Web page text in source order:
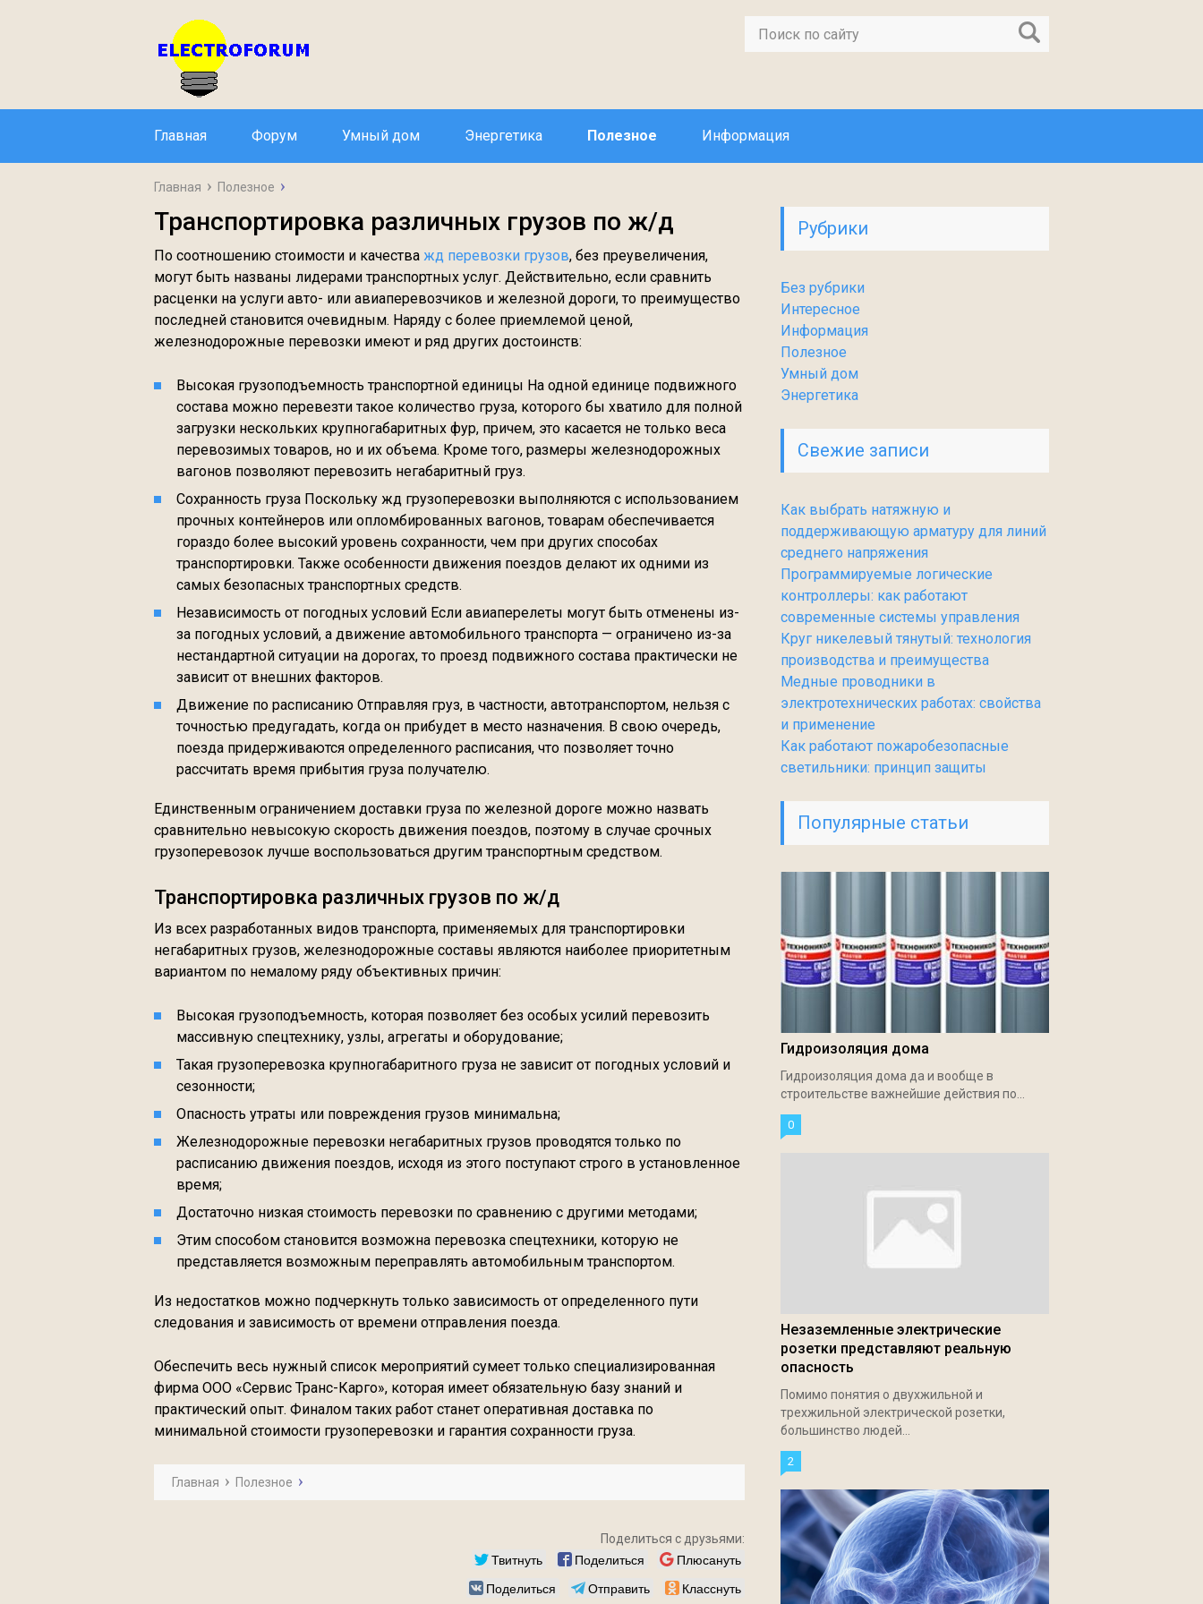
Главная Форум Умный дом Энергетика Полезное Информация
Главная Полезное
Транспортировка различных грузов по ж/д
По соотношению стоимости и качества жд перевозки грузов, без преувеличения,
могут быть названы лидерами транспортных услуг. Действительно, если сравнить
расценки на услуги авто- или авиаперевозчиков и железной дороги, то преимущество
последней становится очевидным. Наряду с более приемлемой ценой,
железнодорожные перевозки имеют и ряд других достоинств:
Высокая грузоподъемность транспортной единицы На одной единице подвижного
состава можно перевезти такое количество груза, которого бы хватило для полной
загрузки нескольких крупногабаритных фур, причем, это касается не только веса
перевозимых товаров, но и их объема. Кроме того, размеры железнодорожных
вагонов позволяют перевозить негабаритный груз.
Сохранность груза Поскольку жд грузоперевозки выполняются с использованием
прочных контейнеров или опломбированных вагонов, товарам обеспечивается
гораздо более высокий уровень сохранности, чем при других способах
транспортировки. Также особенности движения поездов делают их одними из
самых безопасных транспортных средств.
Независимость от погодных условий Если авиаперелеты могут быть отменены из-
за погодных условий, а движение автомобильного транспорта — ограничено из-за
нестандартной ситуации на дорогах, то проезд подвижного состава практически не
зависит от внешних факторов.
Движение по расписанию Отправляя груз, в частности, автотранспортом, нельзя с
точностью предугадать, когда он прибудет в место назначения. В свою очередь,
поезда придерживаются определенного расписания, что позволяет точно
рассчитать время прибытия груза получателю.
Единственным ограничением доставки груза по железной дороге можно назвать
сравнительно невысокую скорость движения поездов, поэтому в случае срочных
грузоперевозок лучше воспользоваться другим транспортным средством.
Транспортировка различных грузов по ж/д
Из всех разработанных видов транспорта, применяемых для транспортировки
негабаритных грузов, железнодорожные составы являются наиболее приоритетным
вариантом по немалому ряду объективных причин:
Высокая грузоподъемность, которая позволяет без особых усилий перевозить
массивную спецтехнику, узлы, агрегаты и оборудование;
Такая грузоперевозка крупногабаритного груза не зависит от погодных условий и
сезонности;
Опасность утраты или повреждения грузов минимальна;
Железнодорожные перевозки негабаритных грузов проводятся только по
расписанию движения поездов, исходя из этого поступают строго в установленное
время;
Достаточно низкая стоимость перевозки по сравнению с другими методами;
Этим способом становится возможна перевозка спецтехники, которую не
представляется возможным переправлять автомобильным транспортом.
Из недостатков можно подчеркнуть только зависимость от определенного пути
следования и зависимость от времени отправления поезда.
Обеспечить весь нужный список мероприятий сумеет только специализированная
фирма ООО «Сервис Транс-Карго», которая имеет обязательную базу знаний и
практический опыт. Финалом таких работ станет оперативная доставка по
минимальной стоимости грузоперевозки и гарантия сохранности груза.
Главная Полезное
Поделиться с друзьями:
Твитнуть Поделиться
Плюсануть
Поделиться
Отправить Класснуть
Рубрики
Без рубрики
Интересное
Информация
Полезное
Умный дом
Энергетика
Свежие записи
Как выбрать натяжную и
поддерживающую арматуру для линий
среднего напряжения
Программируемые логические
контроллеры: как работают
современные системы управления
Круг никелевый тянутый: технология
производства и преимущества
Медные проводники в
электротехнических работах: свойства
и применение
Как работают пожаробезопасные
светильники: принцип защиты
Популярные статьи
Гидроизоляция дома
Гидроизоляция дома да и вообще в
строительстве важнейшие действия по...
0
Незаземленные электрические
розетки представляют реальную
опасность
Помимо понятия о двухжильной и
трехжильной электрической розетки,
большинство людей...
2